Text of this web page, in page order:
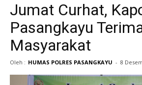
Jumat Curhat,
Pasangkayu
Masyarakat
Oleh : HUMAS POLRES PASANGKAYU - 8